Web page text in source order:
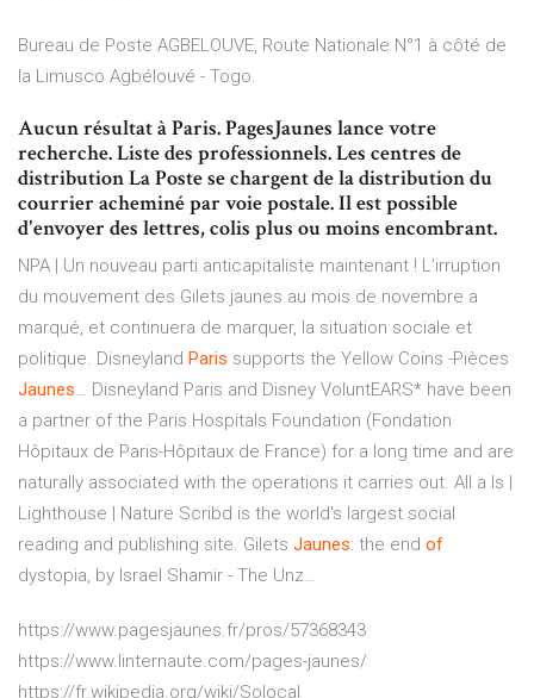
Bureau de Poste AGBELOUVE, Route Nationale N°1 à côté de
la Limusco Agbélouvé - Togo.
Aucun résultat à Paris. PagesJaunes lance votre
recherche. Liste des professionnels. Les centres de
distribution La Poste se chargent de la distribution du
courrier acheminé par voie postale. Il est possible
d'envoyer des lettres, colis plus ou moins encombrant.
NPA | Un nouveau parti anticapitaliste maintenant ! L’irruption
du mouvement des Gilets jaunes au mois de novembre a
marqué, et continuera de marquer, la situation sociale et
politique. Disneyland Paris supports the Yellow Coins -Pièces
Jaunes… Disneyland Paris and Disney VoluntEARS* have been
a partner of the Paris Hospitals Foundation (Fondation
Hôpitaux de Paris-Hôpitaux de France) for a long time and are
naturally associated with the operations it carries out. All a Is |
Lighthouse | Nature Scribd is the world's largest social
reading and publishing site. Gilets Jaunes: the end of
dystopia, by Israel Shamir - The Unz…
https://www.pagesjaunes.fr/pros/57368343
https://www.linternaute.com/pages-jaunes/
https://fr.wikipedia.org/wiki/Solocal